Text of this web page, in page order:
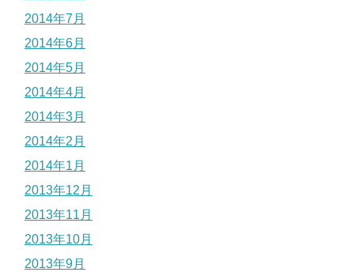
2014年7月
2014年6月
2014年5月
2014年4月
2014年3月
2014年2月
2014年1月
2013年12月
2013年11月
2013年10月
2013年9月